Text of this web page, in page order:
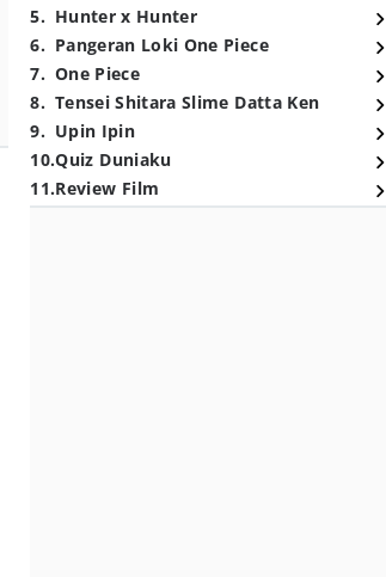
5. Hunter x Hunter
6. Pangeran Loki One Piece
7. One Piece
8. Tensei Shitara Slime Datta Ken
9. Upin Ipin
10.Quiz Duniaku
11.Review Film